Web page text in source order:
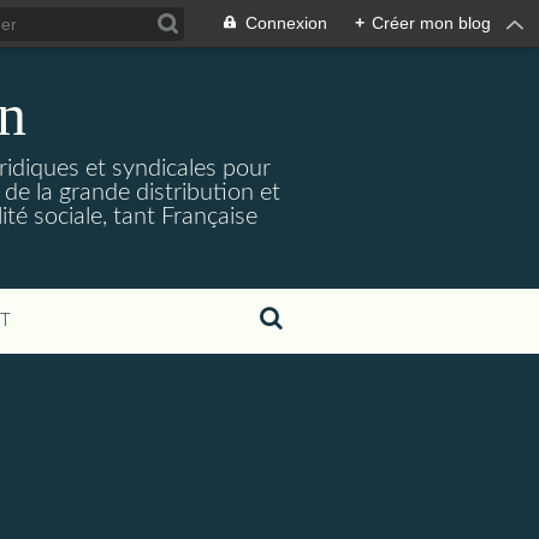
Connexion + Créer mon blog
et syndicales pour
de la grande distribution et
sociale, tant Française